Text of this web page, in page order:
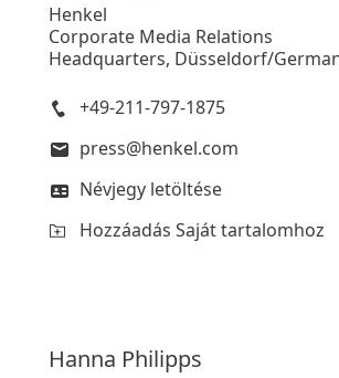
Henkel
Corporate Media Relations
Headquarters, Düsseldorf/
+49-211-797-1875
press@henkel.com
Névjegy letöltése
Hozzáadás Saját tartalomhoz
Hanna Philipps